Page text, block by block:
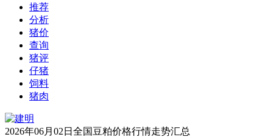
推荐
分析
猪价
查询
猪评
仔猪
饲料
猪肉
2026年06月02日全国豆粕价格行情走势汇总